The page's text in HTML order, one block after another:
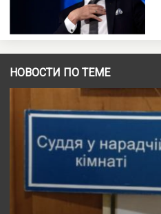
НОВОСТИ ПО ТЕМЕ